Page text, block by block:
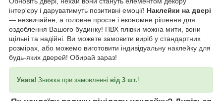
інтер'єру і даруватимуть позитивні емоції! Наклейки на двері
— незвичайне, а головне просте і економне рішення для
оздоблення Вашого будинку! ПВХ плівки можна мити, вони
щільні та надійні. Ви можете замовити виріб у стандартних
розмірах, або можемо виготовити індивідуальну наклейку для
будь-яких дверей! Обирай зараз!
Увага! Знижка при замовленні від 3 шт.!